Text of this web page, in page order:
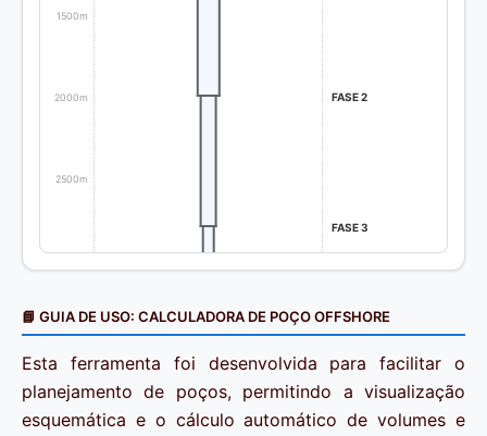
1500m
2000m
2500m
FASE 2
FASE 3
📘 GUIA DE USO: CALCULADORA DE POÇO OFFSHORE
Esta ferramenta foi desenvolvida para facilitar o
planejamento de poços, permitindo a visualização
esquemática e o cálculo automático de volumes e